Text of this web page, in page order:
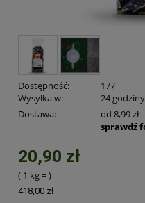
Dostępność:
177
Wysyłka w:
24 godziny
Dostawa:
od 8,99 zł
sprawdź
20,90 zł
( 1 kg=
418,00 zł
)